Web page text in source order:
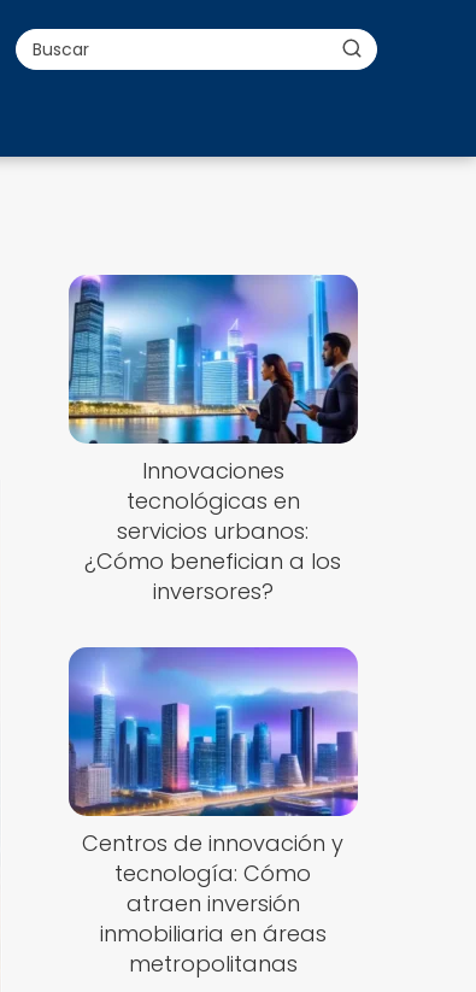
Innovaciones
tecnológicas en
servicios urbanos:
¿Cómo benefician a los
inversores?
Centros de innovación y
tecnología: Cómo
atraen inversión
inmobiliaria en áreas
metropolitanas